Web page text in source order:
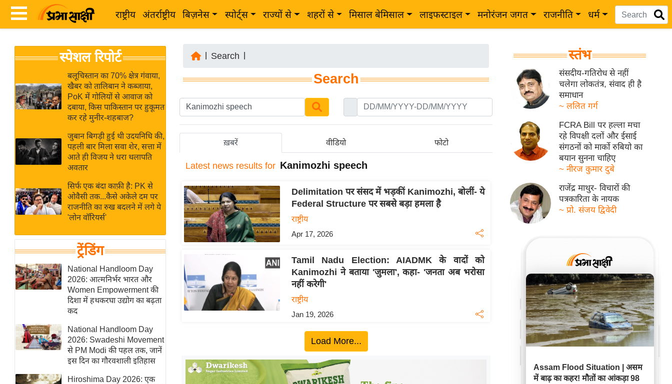
राष्ट्रीय अंतर्राष्ट्रीय बिज़नेस स्पोर्ट्स राज्यों से शहरों से मिसाल बेमिसाल लाइफस्टाइल मनोरंजन जगत राजनीति धर्म
News
Hindi
Hindi
Live
News in
Hindi
News
Hindi
Videos
ब
र
अंतर्राष्ट्रीय
बिज़नेस
उद्योग
विशेषज्ञ
राय
खेल
क्रिकेट
IPL
2026
मिसाल बेमिसाल
शख्सियत
यंग इंडिया
साहित्य जगत
स्पेशल रिपोर्ट
बलूचिस्तान का 70% क्षेत्र गंवाया,
खैबर को तालिबान ने कब्जाया,
PoK में गोलियों से आवाज को
दबाया, किस पाकिस्तान पर हुकूमत
कर रहे मुनीर-शहबाज?
जुबान बिगड़ी हुई थी उदयनिधि की,
पहली बार मिला सवा शेर, सत्ता में
आते ही विजय ने धरा थलापति
अवतार
सिर्फ एक बंदा काफ़ी है: PK से
ओवैसी तक...कैसे अकेले दम पर
राजनीति का रुख बदलने में लगे ये
'लोन वॉरियर्स'
ट्रेंडिंग
National Handloom Day
2026: आत्मनिर्भर भारत और
Women Empowerment की
दिशा में हथकरघा उद्योग का बढ़ता
कद
National Handloom Day
2026: Swadeshi Movement
से PM Modi की पहल तक, जानें
इस दिन का गौरवशाली इतिहास
Hiroshima Day 2026: एक
Search
Search
ख़बरें वीडियो फोटो
Latest news results for Kanimozhi speech
Delimitation पर संसद में भड़कीं Kanimozhi, बोलीं- ये
Federal Structure पर सबसे बड़ा हमला है
राष्ट्रीय
Apr 17, 2026
Tamil Nadu Election: AIADMK के वादों को
Kanimozhi ने बताया 'जुमला', कहा- 'जनता अब भरोसा
नहीं करेगी'
राष्ट्रीय
Jan 19, 2026
Load More...
स्तंभ
संसदीय-गतिरोध से नहीं
चलेगा लोकतंत्र, संवाद ही है
समाधान
~ ललित गर्ग
FCRA Bill पर हल्ला मचा
रहे विपक्षी दलों और ईसाई
संगठनों को मार्को रुबियो का
बयान सुनना चाहिए
~ नीरज कुमार दुबे
राजेंद्र माथुर- विचारों की
पत्रकारिता के नायक
~ प्रो. संजय द्विवेदी
Assam Flood Situation | असम
में बाढ़ का कहर! मौतों का आंकड़ा 98